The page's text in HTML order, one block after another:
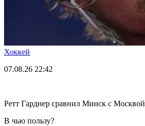
Хоккей
07.08.26 22:42
Ретт Гарднер сравнил Минск с Москвой
В чью пользу?